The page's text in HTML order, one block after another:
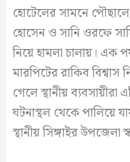
হোটেলের সামনে
হোসেন ও সানি ওরফে
নিয়ে হামলা চালায়। এক
মারপিটের রাকিব বিশ্বাস
গেলে স্থানীয়
ঘটনাস্থল থেকে পালিয়ে
স্থানীয় সিঙ্গাইর উপজেলা